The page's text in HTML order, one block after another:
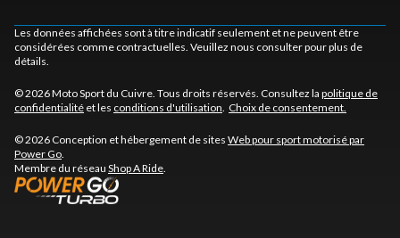
Les données affichées sont à titre indicatif seulement et ne peuvent être
considérées comme contractuelles. Veuillez nous consulter pour plus de
détails.
© 2026 Moto Sport du Cuivre. Tous droits réservés. Consultez la politique de
confidentialité et les conditions d'utilisation Choix de consentement.
© 2026 Conception et hébergement de sites Web pour sport motorisé par
Power Go
Membre du réseau Shop A Ride